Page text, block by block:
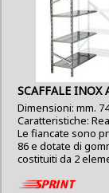
SCAFFALE
Dimensioni: mm.
Caratteristiche:
Le fiancate sono
86 e dotate di
costituiti da 2